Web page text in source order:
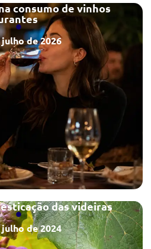
consumo de vinhos
de 2026
das videiras
de 2024